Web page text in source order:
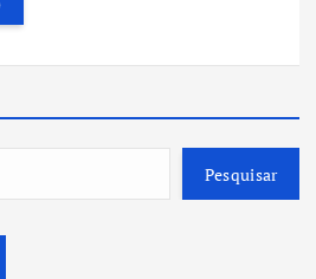
Pesquisar